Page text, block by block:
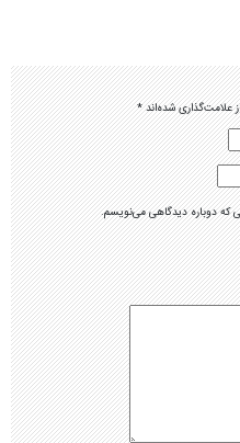
علامت‌گذاری شده‌اند*
که دوباره دیدگاهی می‌نویسم.